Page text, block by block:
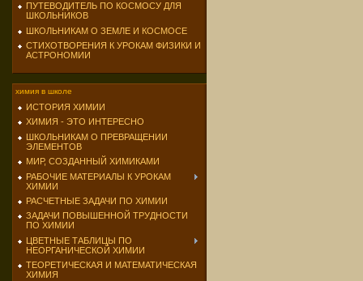
ПУТЕВОДИТЕЛЬ ПО КОСМОСУ ДЛЯ
ШКОЛЬНИКОВ
ШКОЛЬНИКАМ О ЗЕМЛЕ И КОСМОСЕ
СТИХОТВОРЕНИЯ К УРОКАМ ФИЗИКИ И
АСТРОНОМИИ
химия в школе
ИСТОРИЯ ХИМИИ
ХИМИЯ - ЭТО ИНТЕРЕСНО
ШКОЛЬНИКАМ О ПРЕВРАЩЕНИИ
ЭЛЕМЕНТОВ
МИР, СОЗДАННЫЙ ХИМИКАМИ
РАБОЧИЕ МАТЕРИАЛЫ К УРОКАМ
ХИМИИ
РАСЧЕТНЫЕ ЗАДАЧИ ПО ХИМИИ
ЗАДАЧИ ПОВЫШЕННОЙ ТРУДНОСТИ
ПО ХИМИИ
ЦВЕТНЫЕ ТАБЛИЦЫ ПО
НЕОРГАНИЧЕСКОЙ ХИМИИ
ТЕОРЕТИЧЕСКАЯ И МАТЕМАТИЧЕСКАЯ
ХИМИЯ